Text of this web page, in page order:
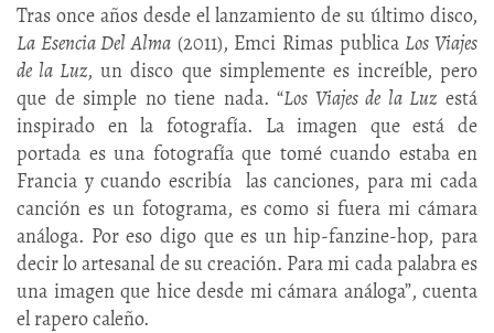
Tras once años desde el lanzamiento de su último disco,
La Esencia Del Alma (2011), Emci Rimas publica Los Viajes
de la Luz, un disco que simplemente es increíble, pero
que de simple no tiene nada. “Los Viajes de la Luz está
inspirado en la fotografía. La imagen que está de
portada es una fotografía que tomé cuando estaba en
Francia y cuando escribía las canciones, para mi cada
canción es un fotograma, es como si fuera mi cámara
análoga. Por eso digo que es un hip-fanzine-hop, para
decir lo artesanal de su creación. Para mi cada palabra es
una imagen que hice desde mi cámara análoga”, cuenta
el rapero caleño.